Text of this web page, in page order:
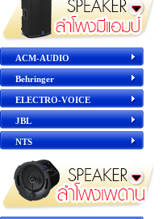
ACM-AUDIO
Behringer
ELECTRO-VOICE
JBL
NTS